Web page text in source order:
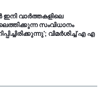
ഇനി വാർത്തകളിലെ
സംവിധാനം
വിമർശിച്ച് എ എ